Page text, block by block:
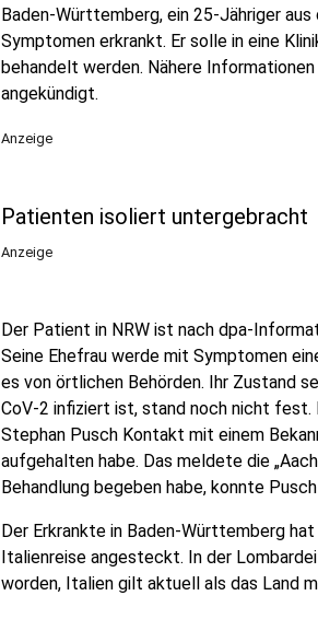
Baden-Württemberg, ein 25-Jähriger
Symptomen erkrankt. Er solle in eine
behandelt werden. Nähere
angekündigt.
Anzeige
Patienten isoliert untergebracht
Anzeige
Der Patient in NRW ist nach dpa-
Seine Ehefrau werde mit Symptomen
es von örtlichen Behörden. Ihr Zustand
CoV-2 infiziert ist, stand noch nicht fest.
Stephan Pusch Kontakt mit einem
aufgehalten habe. Das meldete die
Behandlung begeben habe, konnte
Der Erkrankte in Baden-Württemberg
Italienreise angesteckt. In der
worden, Italien gilt aktuell als das Land